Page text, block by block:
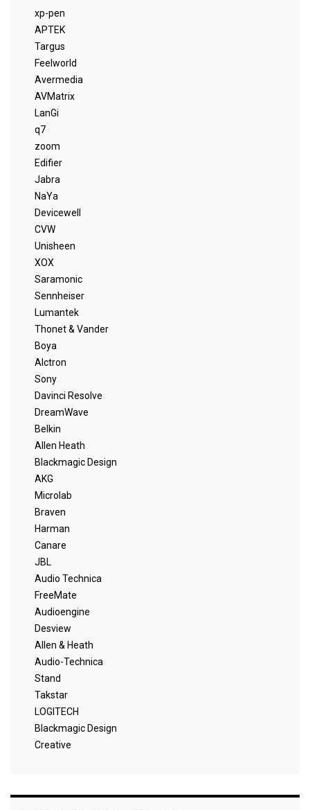
xp-pen
APTEK
Targus
Feelworld
Avermedia
AVMatrix
LanGi
q7
zoom
Edifier
Jabra
NaYa
Devicewell
CVW
Unisheen
XOX
Saramonic
Sennheiser
Lumantek
Thonet & Vander
Boya
Alctron
Sony
Davinci Resolve
DreamWave
Belkin
Allen Heath
Blackmagic Design
AKG
Microlab
Braven
Harman
Canare
JBL
Audio Technica
FreeMate
Audioengine
Desview
Allen & Heath
Audio-Technica
Stand
Takstar
LOGITECH
Blackmagic Design
Creative